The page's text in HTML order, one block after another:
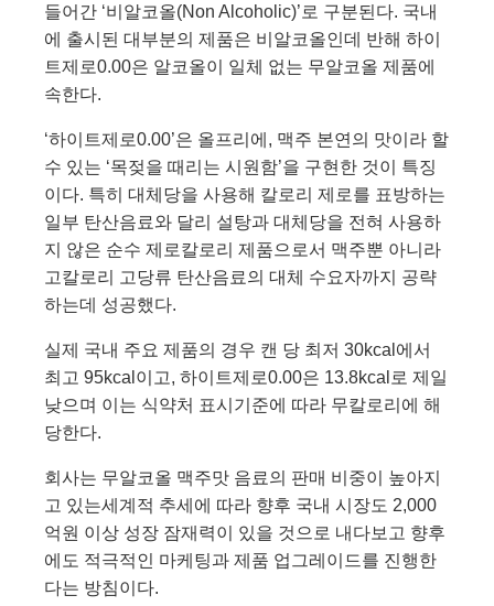
들어간 ‘비알코올(Non Alcoholic)’로 구분된다. 국내
에 출시된 대부분의 제품은 비알코올인데 반해 하이
트제로0.00은 알코올이 일체 없는 무알코올 제품에
속한다.
‘하이트제로0.00’은 올프리에, 맥주 본연의 맛이라 할
수 있는 ‘목젖을 때리는 시원함’을 구현한 것이 특징
이다. 특히 대체당을 사용해 칼로리 제로를 표방하는
일부 탄산음료와 달리 설탕과 대체당을 전혀 사용하
지 않은 순수 제로칼로리 제품으로서 맥주뿐 아니라
고칼로리 고당류 탄산음료의 대체 수요자까지 공략
하는데 성공했다.
실제 국내 주요 제품의 경우 캔 당 최저 30kcal에서
최고 95kcal이고, 하이트제로0.00은 13.8kcal로 제일
낮으며 이는 식약처 표시기준에 따라 무칼로리에 해
당한다.
회사는 무알코올 맥주맛 음료의 판매 비중이 높아지
고 있는세계적 추세에 따라 향후 국내 시장도 2,000
억원 이상 성장 잠재력이 있을 것으로 내다보고 향후
에도 적극적인 마케팅과 제품 업그레이드를 진행한
다는 방침이다.